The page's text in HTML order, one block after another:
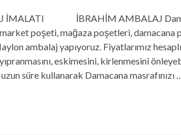
İMALATI İBRAHİM AMBALAJ
poşeti, mağaza poşetleri, damacana
ambalaj yapıyoruz. Fiyatlarımız
eskimesini, kirlenmesini
süre kullanarak Damacana masrafınızı